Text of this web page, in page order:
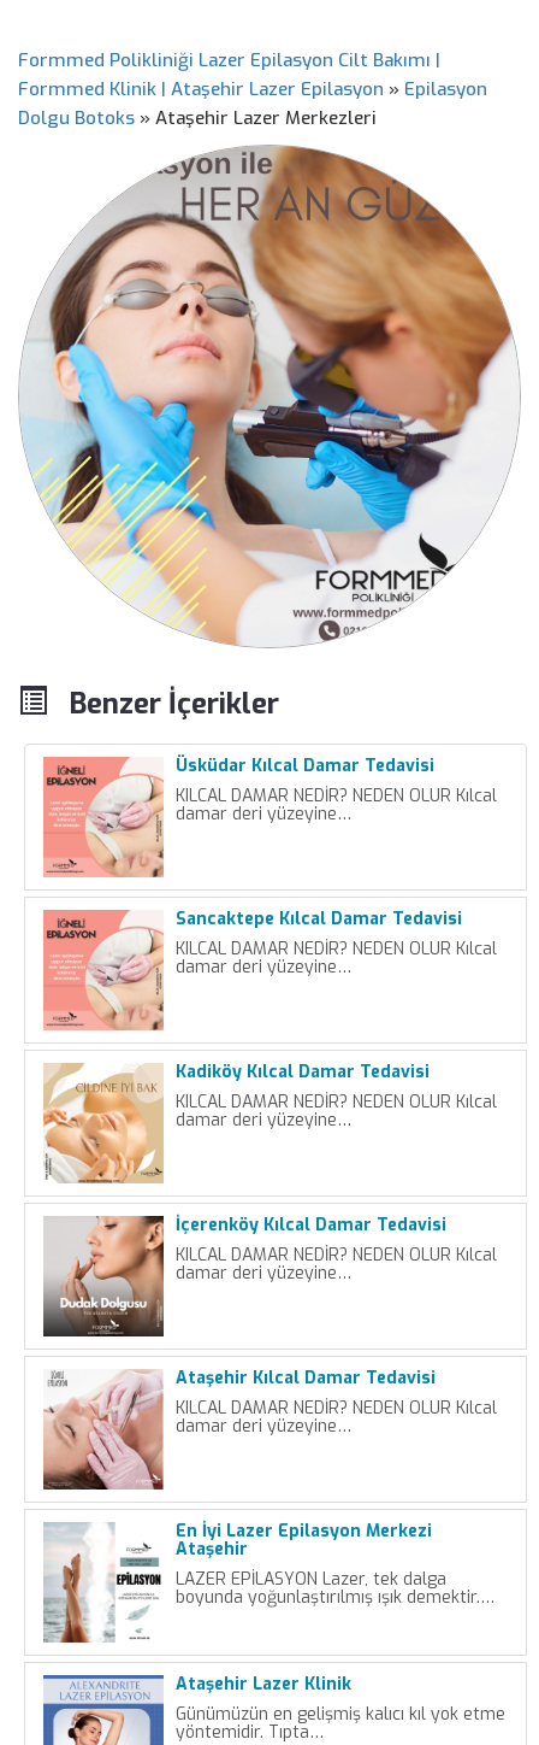
Formmed Polikliniği Lazer Epilasyon Cilt Bakımı |
Formmed Klinik | Ataşehir Lazer Epilasyon » Epilasyon
Dolgu Botoks » Ataşehir Lazer Merkezleri
Benzer İçerikler
Üsküdar Kılcal Damar Tedavisi
KILCAL DAMAR NEDİR? NEDEN OLUR Kılcal
damar deri yüzeyine…
Sancaktepe Kılcal Damar Tedavisi
KILCAL DAMAR NEDİR? NEDEN OLUR Kılcal
damar deri yüzeyine…
Kadiköy Kılcal Damar Tedavisi
KILCAL DAMAR NEDİR? NEDEN OLUR Kılcal
damar deri yüzeyine…
İçerenköy Kılcal Damar Tedavisi
KILCAL DAMAR NEDİR? NEDEN OLUR Kılcal
damar deri yüzeyine…
Ataşehir Kılcal Damar Tedavisi
KILCAL DAMAR NEDİR? NEDEN OLUR Kılcal
damar deri yüzeyine…
En İyi Lazer Epilasyon Merkezi
Ataşehir
LAZER EPİLASYON Lazer, tek dalga
boyunda yoğunlaştırılmış ışık demektir.…
Ataşehir Lazer Klinik
Günümüzün en gelişmiş kalıcı kıl yok etme
yöntemidir. Tıpta…